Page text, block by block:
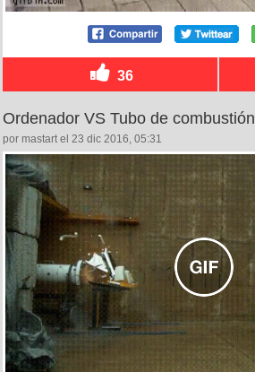
36
Ordenador VS Tubo de combustión
por mastart el 23 dic 2016, 05:31